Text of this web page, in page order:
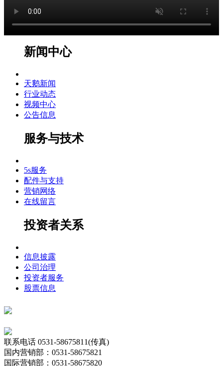
新闻中心
天鹅新闻
行业动态
视频中心
公告信息
服务与技术
5s服务
配件与支持
营销网络
在线留言
投资者关系
信息披露
公司治理
投资者服务
股票信息
联系电话 0531-58675811(传真)
国内营销部：0531-58675821
国际营销部：0531-58675820